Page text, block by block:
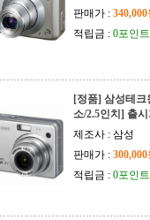
판매가 :
적립금 : 0포인트
[정품] 삼성테크
소/2.5인치] 출
제조사 : 삼성
판매가 :
적립금 : 0포인트